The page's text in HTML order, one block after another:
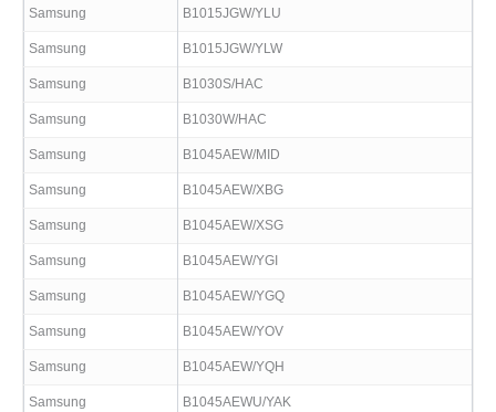
Samsung B1015JGW/YLU
Samsung B1015JGW/YLW
Samsung B1030S/HAC
Samsung B1030W/HAC
Samsung B1045AEW/MID
Samsung B1045AEW/XBG
Samsung B1045AEW/XSG
Samsung B1045AEW/YGI
Samsung B1045AEW/YGQ
Samsung B1045AEW/YOV
Samsung B1045AEW/YQH
Samsung B1045AEWU/YAK